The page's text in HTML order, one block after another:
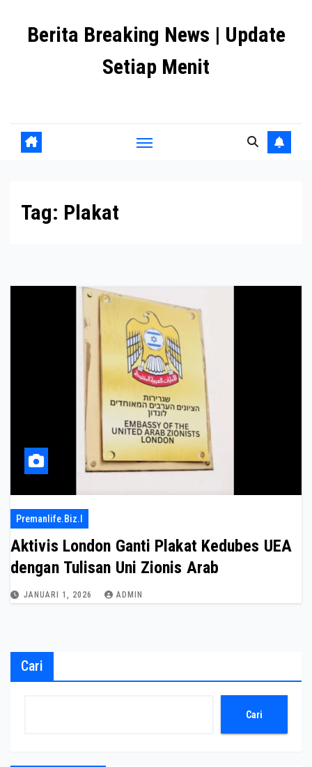
Berita Breaking News | Update
Setiap Menit
Tag: Plakat
Premanlife.biz.i
Aktivis London Ganti Plakat Kedubes UEA
dengan Tulisan Uni Zionis Arab
JANUARI 1, 2026 ADMIN
Cari
Cari